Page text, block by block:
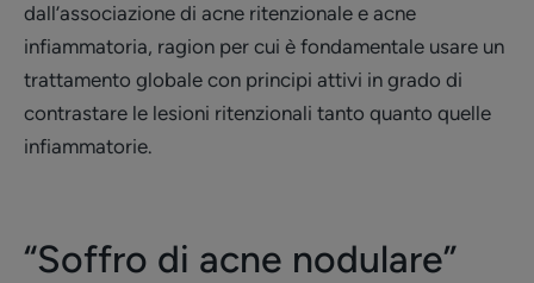
dall’associazione di acne ritenzionale e acne
infiammatoria, ragion per cui è fondamentale usare un
trattamento globale con principi attivi in grado di
contrastare le lesioni ritenzionali tanto quanto quelle
infiammatorie.
“Soffro di acne nodulare”